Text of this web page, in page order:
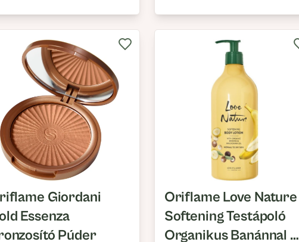
Giordani
Essenza
Púder
Oriflame Love Nature
Softening Testápoló
Organikus Banánnal és